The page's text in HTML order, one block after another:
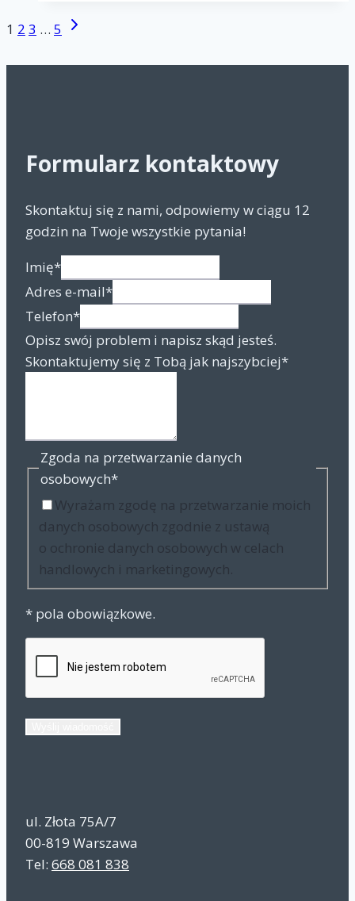
Nawigacja
strony
1 2 3 … 5
Następna
Formularz kontaktowy
Skontaktuj się z nami, odpowiemy w ciągu 12
godzin na Twoje wszystkie pytania!
Imię*
Adres e-mail*
Telefon*
Opisz swój problem i napisz skąd jesteś.
Skontaktujemy się z Tobą jak najszybciej*
Zgoda na przetwarzanie danych
osobowych*
Wyrażam zgodę na przetwarzanie moich
danych osobowych zgodnie z ustawą
o ochronie danych osobowych w celach
handlowych i marketingowych.
* pola obowiązkowe.
ul. Złota 75A/7
00-819 Warszawa
Tel: 668 081 838